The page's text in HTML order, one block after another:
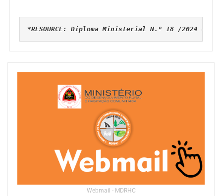
*RESOURCE: Diploma Ministerial N.º 18 /2024 de
Webmail - MDRHC